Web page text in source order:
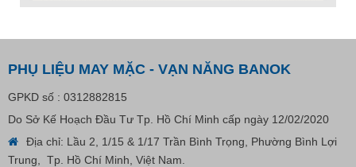
VP Fas Loop (PP) – Dây Treo Nhãn, Ti Bắn, Đạn Vòng
Treo Nhãn Mác
PHỤ LIỆU MAY MẶC - VẠN NĂNG BANOK
GPKD số : 0312882815
Do Sở Kế Hoạch Đầu Tư Tp. Hồ Chí Minh cấp ngày 12/02/2020
Địa chỉ: Lầu 2, 1/15 & 1/17 Trần Bình Trọng, Phường Bình Lợi
Trung, Tp. Hồ Chí Minh, Việt Nam.